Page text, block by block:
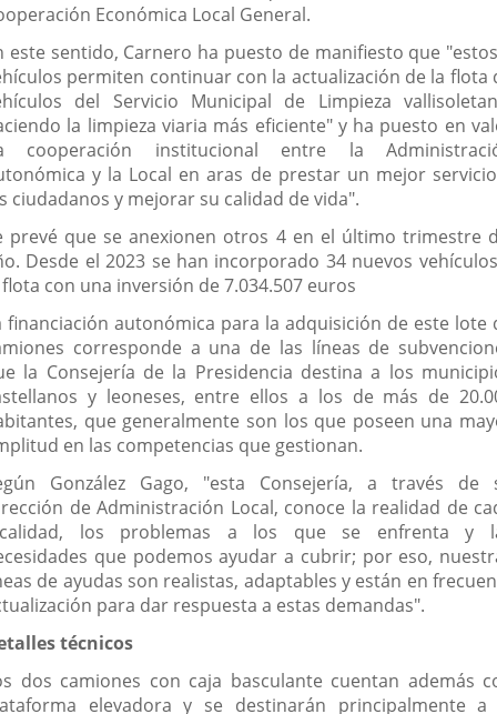
Económica Local General.
este sentido, Carnero ha puesto de manifiesto que
permiten continuar con la actualización de la flota
del Servicio Municipal de Limpieza
la limpieza viaria más eficiente" y ha puesto en
cooperación institucional entre la
y la Local en aras de prestar un mejor
ciudadanos y mejorar su calidad de vida".
prevé que se anexionen otros 4 en el último trimestre
Desde el 2023 se han incorporado 34 nuevos
con una inversión de 7.034.507 euros
financiación autonómica para la adquisición de este lote
corresponde a una de las líneas de
la Consejería de la Presidencia destina a los
y leoneses, entre ellos a los de más de
que generalmente son los que poseen una
en las competencias que gestionan.
González Gago, "esta Consejería, a través de
de Administración Local, conoce la realidad de
los problemas a los que se enfrenta y
que podemos ayudar a cubrir; por eso,
de ayudas son realistas, adaptables y están en
para dar respuesta a estas demandas".
técnicos
dos camiones con caja basculante cuentan además
elevadora y se destinarán principalmente a